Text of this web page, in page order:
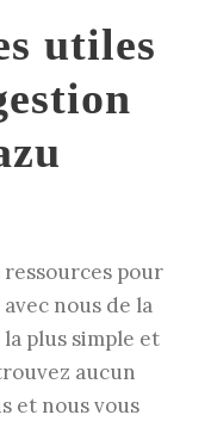
utiles
pour
nous de la
plus simple et
aucun
et nous vous